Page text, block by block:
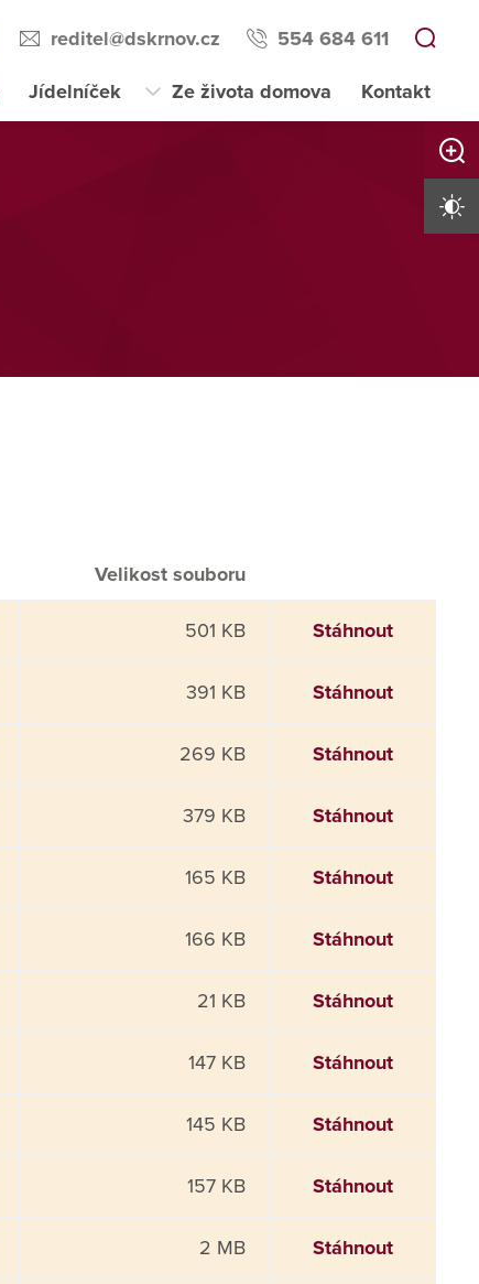
reditel@dskrnov.cz 554 684 611
Jídelníček Ze života domova Kontakt
Velikost souboru
501 KB Stáhnout
391 KB Stáhnout
269 KB Stáhnout
379 KB Stáhnout
165 KB Stáhnout
166 KB Stáhnout
21 KB Stáhnout
147 KB Stáhnout
145 KB Stáhnout
157 KB Stáhnout
2 MB Stáhnout